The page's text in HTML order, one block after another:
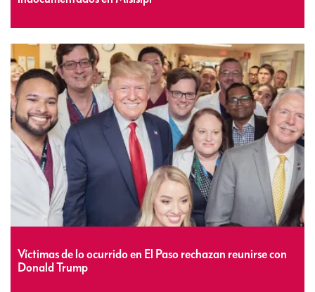
Víctimas de lo ocurrido en El Paso rechazan reunirse con
Donald Trump